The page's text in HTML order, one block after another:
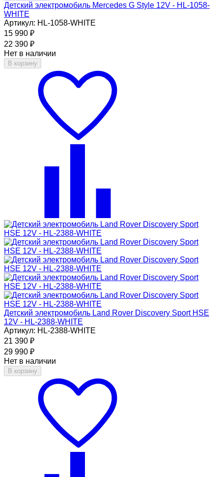
Детский электромобиль Mercedes G Style 12V - HL-1058-
WHITE
Артикул: HL-1058-WHITE
15 990 ₽
22 390 ₽
Нет в наличии
В корзину
Детский электромобиль Land Rover Discovery Sport HSE
12V - HL-2388-WHITE
Артикул: HL-2388-WHITE
21 390 ₽
29 990 ₽
Нет в наличии
В корзину